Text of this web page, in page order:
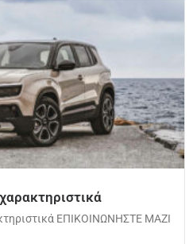
ΕΠΙΚΟΙΝΩΝΗΣΤΕ ΜΑΖΙ